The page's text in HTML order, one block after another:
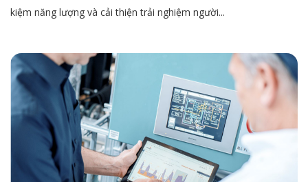
kiệm năng lượng và cải thiện trải nghiệm người...